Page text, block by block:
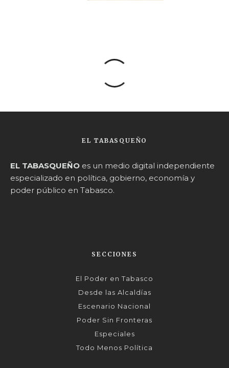
EL TABASQUEÑO
EL TABASQUEÑO es un medio digital independiente
especializado en política, gobierno, economía y
poder público en Tabasco.
SECCIONES
El Poder en Tabasco
Desde las Alcaldías
Escenario Nacional
Poder Sin Fronteras
Especiales
Todo Menos Política